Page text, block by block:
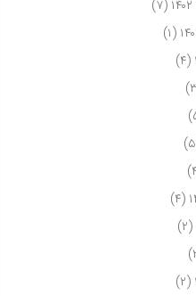
(۷)
(۱)
(۴)
(۴)
(۲)
(۲)